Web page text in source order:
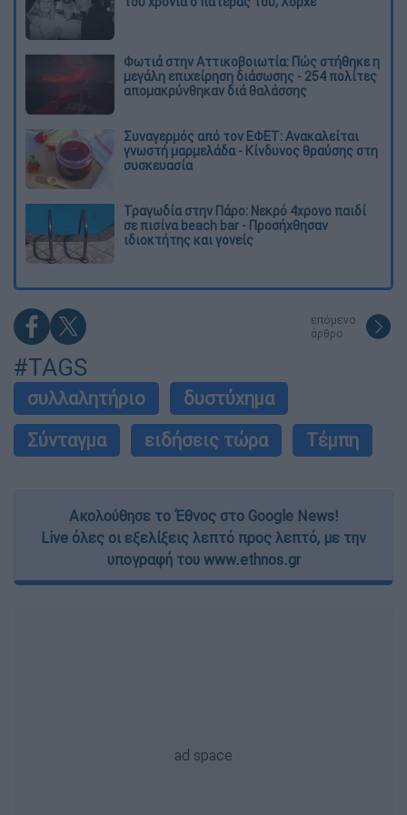
Φωτιά στην Αττικοβοιωτία: Πώς στήθηκε η
μεγάλη επιχείρηση διάσωσης - 254 πολίτες
απομακρύνθηκαν διά θαλάσσης
Συναγερμός από τον ΕΦΕΤ: Ανακαλείται
γνωστή μαρμελάδα - Κίνδυνος θραύσης στη
συσκευασία
Τραγωδία στην Πάρο: Νεκρό 4χρονο παιδί
σε πισίνα beach bar - Προσήχθησαν
ιδιοκτήτης και γονείς
επόμενο
άρθρο
#TAGS
συλλαλητήριο
δυστύχημα
Σύνταγμα
ειδήσεις τώρα Τέμπη
Ακολούθησε το Έθνος στο Google News!
Live όλες οι εξελίξεις λεπτό προς λεπτό, με την
υπογραφή του www.ethnos.gr